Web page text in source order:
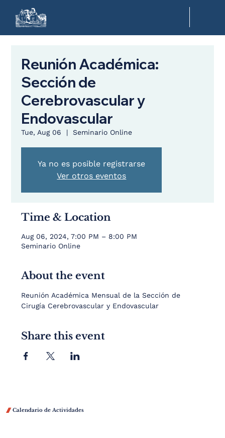
 Calendario de Actividades
Reunión Académica:
Sección de
Cerebrovascular y
Endovascular
Tue, Aug 06
  |
Seminario Online
Ya no es posible registrarse
Ver otros eventos
Time & Location
Aug 06, 2024, 7:00 PM – 8:00 PM
Seminario Online
About the event
Reunión Académica Mensual de la Sección de
Cirugía Cerebrovascular y Endovascular
Share this event